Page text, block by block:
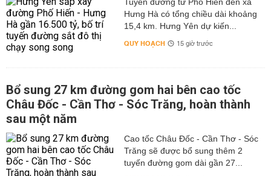
Hưng Hà có tổng chiều dài khoảng
15,4 km. Hưng Yên dự kiến...
QUY HOẠCH 15 giờ trước
Bổ sung 27 km đường gom hai bên cao tốc
Châu Đốc - Cần Thơ - Sóc Trăng, hoàn thành
sau một năm
Cao tốc Châu Đốc - Cần Thơ - Sóc
Trăng sẽ được bổ sung thêm 2
tuyến đường gom dài gần 27...